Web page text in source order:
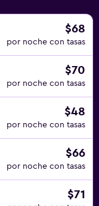
$68
por noche con tasas
$70
por noche con tasas
$48
por noche con tasas
$66
por noche con tasas
$71